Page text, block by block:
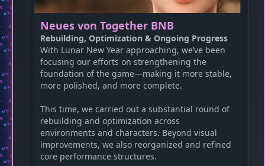
Neues von Together BNB
Rebuilding, Optimization & Ongoing Progress
With Lunar New Year approaching, we’ve been
focusing our efforts on strengthening the
foundation of the game—making it more stable,
more polished, and more complete.
This time, we carried out a substantial round of
rebuilding and optimization across
environments and characters. Beyond visual
improvements, we also reorganized and refined
core performance structures.